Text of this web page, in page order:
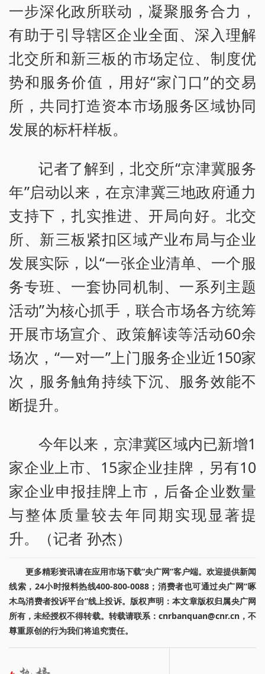
一步深化政所联动，凝聚服务合力，
有助于引导辖区企业全面、深入理解
北交所和新三板的市场定位、制度优
势和服务价值，用好“家门口”的交易
所，共同打造资本市场服务区域协同
发展的标杆样板。
记者了解到，北交所“京津冀服务
年”启动以来，在京津冀三地政府通力
支持下，扎实推进、开局向好。北交
所、新三板紧扣区域产业布局与企业
发展实际，以“一张企业清单、一个服
务专班、一套协同机制、一系列主题
活动”为核心抓手，联合市场各方统筹
开展市场宣介、政策解读等活动60余
场次，“一对一”上门服务企业近150家
次，服务触角持续下沉、服务效能不
断提升。
今年以来，京津冀区域内已新增1
家企业上市、15家企业挂牌，另有10
家企业申报挂牌上市，后备企业数量
与整体质量较去年同期实现显著提
升。（记者 孙杰）
更多精彩资讯请在应用市场下载“央广网”客户端。欢迎提供新闻
线索，24小时报料热线400-800-0088；消费者也可通过央广网“啄
木鸟消费者投诉平台”线上投诉。版权声明：本文章版权归属央广网
所有，未经授权不得转载。转载请联系：cnrbanquan@cnr.cn，不
尊重原创的行为我们将追究责任。